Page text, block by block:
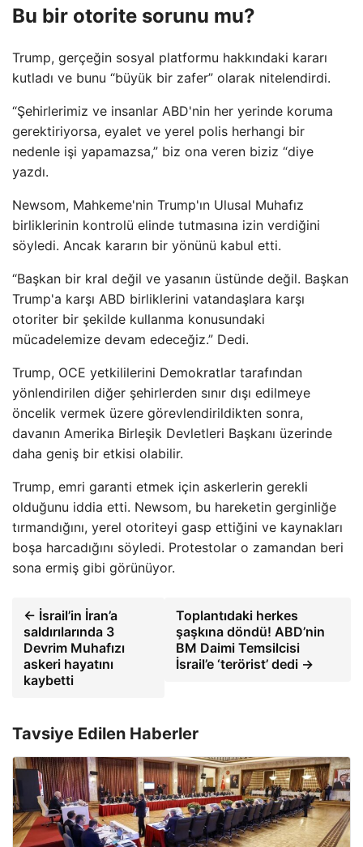
Bu bir otorite sorunu mu?
Trump, gerçeğin sosyal platformu hakkındaki kararı
kutladı ve bunu “büyük bir zafer” olarak nitelendirdi.
“Şehirlerimiz ve insanlar ABD'nin her yerinde koruma
gerektiriyorsa, eyalet ve yerel polis herhangi bir
nedenle işi yapamazsa,” biz ona veren biziz “diye
yazdı.
Newsom, Mahkeme'nin Trump'ın Ulusal Muhafız
birliklerinin kontrolü elinde tutmasına izin verdiğini
söyledi. Ancak kararın bir yönünü kabul etti.
“Başkan bir kral değil ve yasanın üstünde değil. Başkan
Trump'a karşı ABD birliklerini vatandaşlara karşı
otoriter bir şekilde kullanma konusundaki
mücadelemize devam edeceğiz.” Dedi.
Trump, OCE yetkililerini Demokratlar tarafından
yönlendirilen diğer şehirlerden sınır dışı edilmeye
öncelik vermek üzere görevlendirildikten sonra,
davanın Amerika Birleşik Devletleri Başkanı üzerinde
daha geniş bir etkisi olabilir.
Trump, emri garanti etmek için askerlerin gerekli
olduğunu iddia etti. Newsom, bu hareketin gerginliğe
tırmandığını, yerel otoriteyi gasp ettiğini ve kaynakları
boşa harcadığını söyledi. Protestolar o zamandan beri
sona ermiş gibi görünüyor.
← İsrail’in İran’a
saldırılarında 3
Devrim Muhafızı
askeri hayatını
kaybetti
Toplantıdaki herkes
şaşkına döndü! ABD’nin
BM Daimi Temsilcisi
İsrail’e ‘terörist’ dedi →
Tavsiye Edilen Haberler